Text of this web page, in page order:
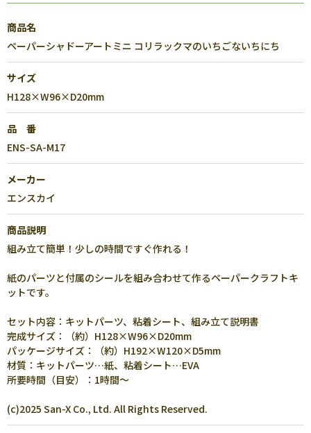
商品名
ペーパーシャドーアートミニ コリラックマのいちごないちにち
サイズ
H128×W96×D20mm
品 番
ENS-SA-M17
メーカー
エンスカイ
商品説明
組み立て簡単！少しの時間ですぐ作れる！
紙のパーツと付属のシールを組み合わせて作るペーパークラフトキ
ットです。
セット内容：キットパーツ、粘着シート、組み立て説明書
完成サイズ：（約）H128×W96×D20mm
パッケージサイズ：（約）H192×W120×D5mm
材質：キットパーツ…紙、粘着シート…EVA
所要時間（目安）：1時間～
(c)2025 San-X Co., Ltd. All Rights Reserved.